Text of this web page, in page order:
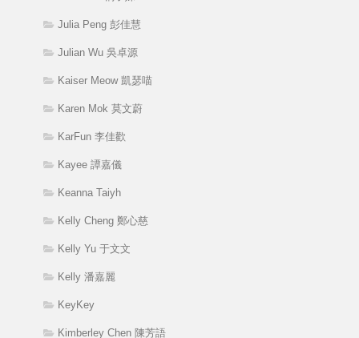
Julia Peng 彭佳慧
Julian Wu 吳卓源
Kaiser Meow 凱瑟喵
Karen Mok 莫文蔚
KarFun 李佳歡
Kayee 譚嘉儀
Keanna Taiyh
Kelly Cheng 鄭心慈
Kelly Yu 于文文
Kelly 潘嘉麗
KeyKey
Kimberley Chen 陳芳語